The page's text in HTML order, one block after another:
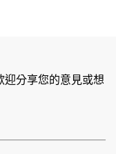
分享您的意見或想